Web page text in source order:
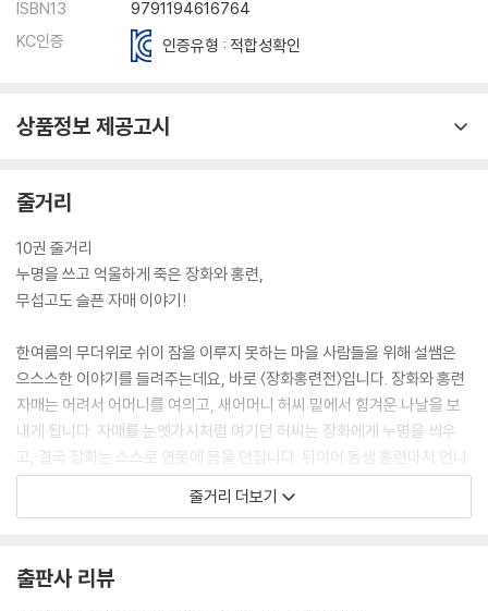
ISBN13
9791194616764
KC인증
인증유형 : 적합성확인
상품정보 제공고시
줄거리
10권 줄거리
누명을 쓰고 억울하게 죽은 장화와 홍련,
무섭고도 슬픈 자매 이야기!
한여름의 무더위로 쉬이 잠을 이루지 못하는 마을 사람들을 위해 설쌤은
으스스한 이야기를 들려주는데요, 바로 〈장화홍련전〉입니다. 장화와 홍련
자매는 어려서 어머니를 여의고, 새어머니 허씨 밑에서 힘겨운 나날을 보
내게 됩니다. 자매를 눈엣가시처럼 여기던 허씨는 장화에게 누명을 씌우
고, 결국 장화는 스스로 연못에 몸을 던집니다. 뒤이어 동생 홍련마저 언니
를 따라 세상을 떠나고 말지요. 그 뒤로 고을에 새로 부임한 사또마다 원인
모를 죽음을 맞게 되는데요, 과연 어떤 사연이 있었던 걸까요? 자매의 억
줄거리 더보기
출판사 리뷰